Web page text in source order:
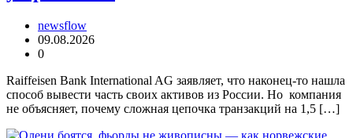
newsflow
09.08.2026
0
Raiffeisen Bank International AG заявляет, что наконец-то нашла
способ вывести часть своих активов из России. Но компания
не объясняет, почему сложная цепочка транзакций на 1,5 […]